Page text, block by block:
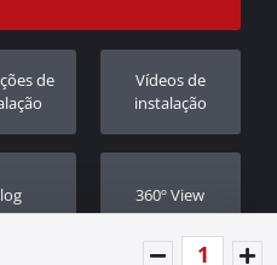
de
Vídeos de
instalação
360º View